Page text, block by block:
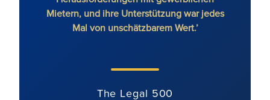
Mietern, und ihre Unterstützung war jedes
Mal von unschätzbarem Wert.’
The Legal 500